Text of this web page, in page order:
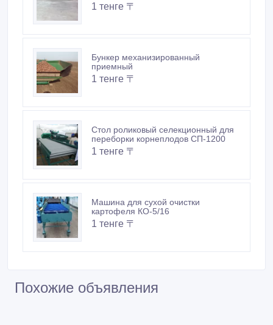
1 тенге 〒
Бункер механизированный
приемный
1 тенге 〒
Стол роликовый селекционный для
переборки корнеплодов СП-1200
1 тенге 〒
Машина для сухой очистки
картофеля КО-5/16
1 тенге 〒
Похожие объявления